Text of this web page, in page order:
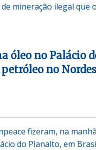
mineração ilegal que
óleo no Palácio
no
fizeram, na
do Planalto, em